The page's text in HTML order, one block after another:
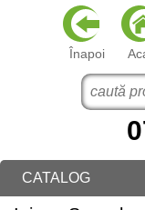
Înapoi
CATALOG